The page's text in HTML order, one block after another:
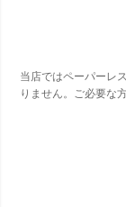
当店ではペーパーレ
りません。ご必要な